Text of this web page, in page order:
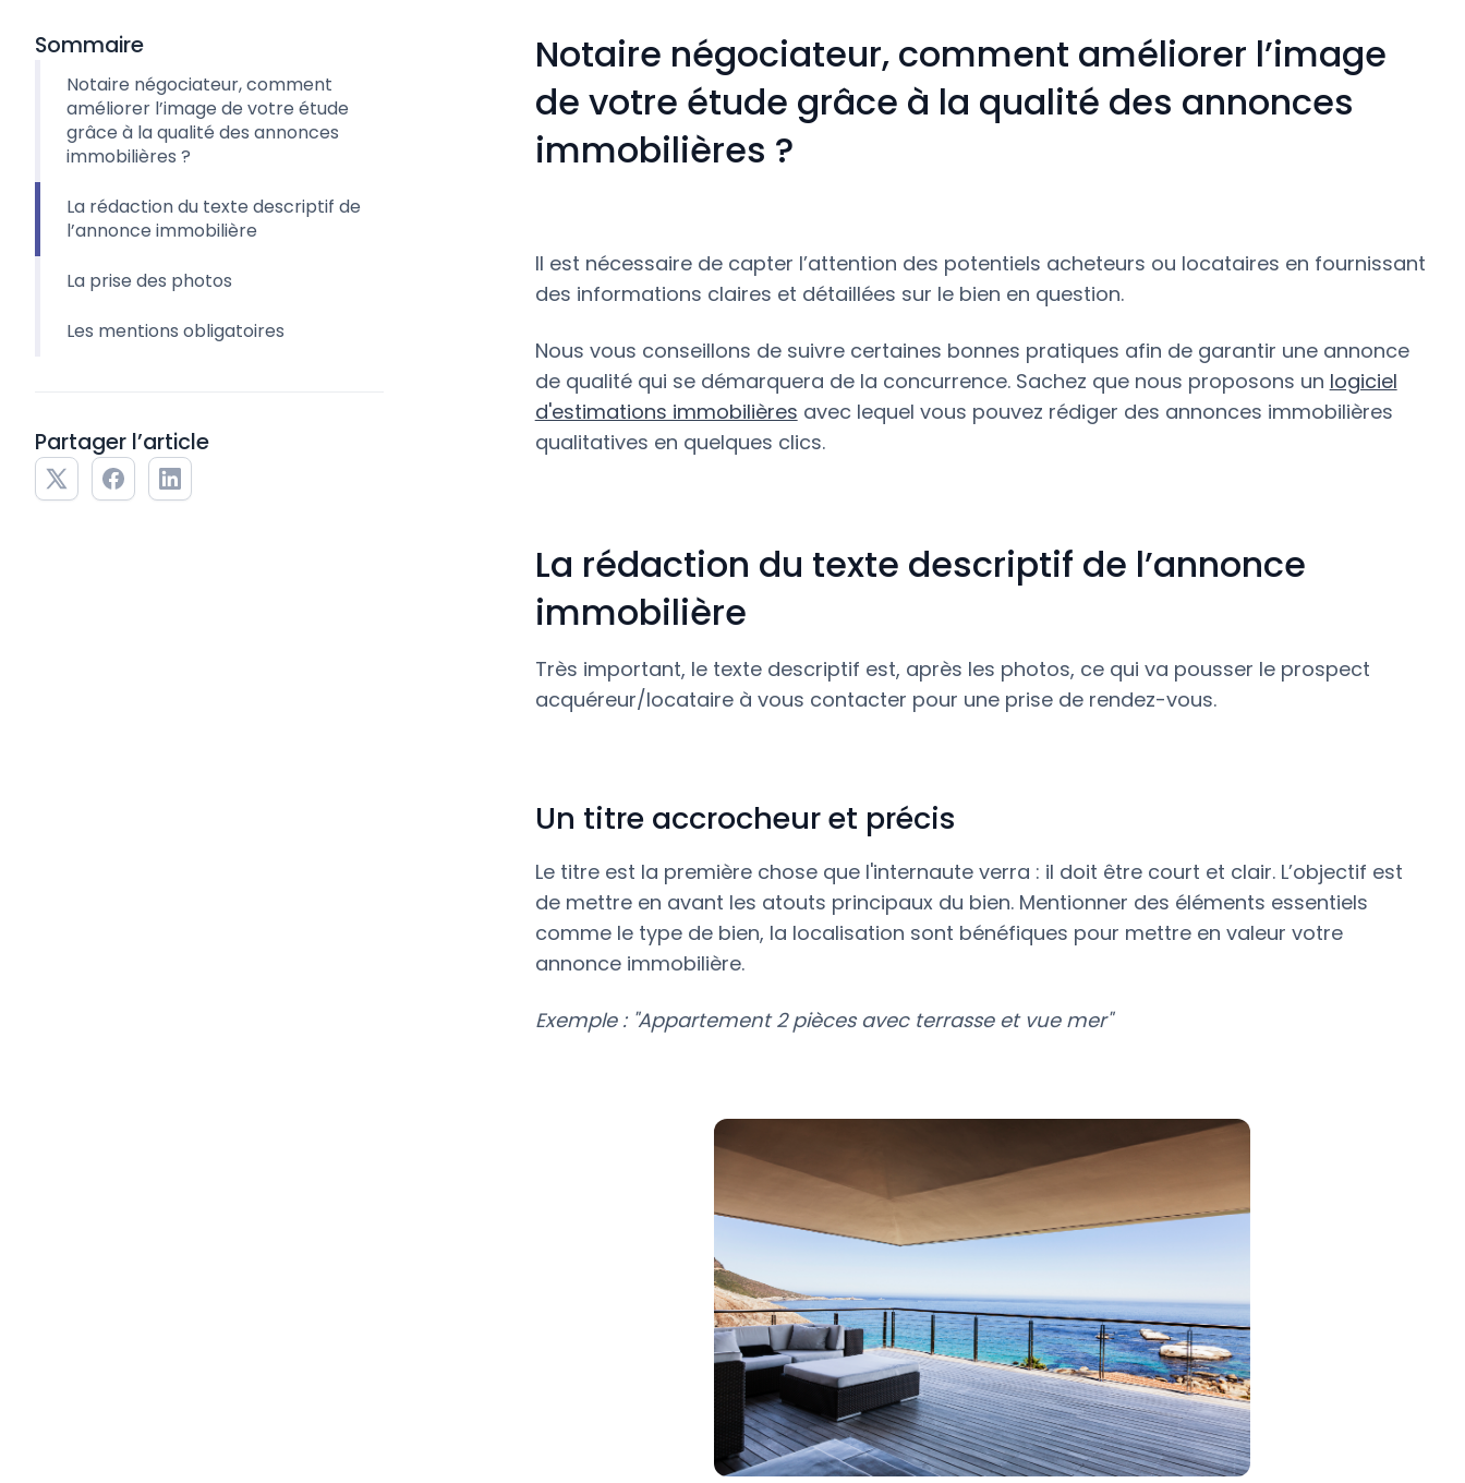
Sommaire
Notaire négociateur, comment
améliorer l’image de votre étude
grâce à la qualité des annonces
immobilières ?
La rédaction du texte descriptif de
l’annonce immobilière
La prise des photos
Les mentions obligatoires
Partager l’article
Notaire négociateur, comment améliorer l’image
de votre étude grâce à la qualité des annonces
immobilières ?
Il est nécessaire de capter l’attention des potentiels acheteurs ou locataires en fournissant
des informations claires et détaillées sur le bien en question.
Nous vous conseillons de suivre certaines bonnes pratiques afin de garantir une annonce
de qualité qui se démarquera de la concurrence. Sachez que nous proposons un logiciel
d'estimations immobilières avec lequel vous pouvez rédiger des annonces immobilières
qualitatives en quelques clics.
La rédaction du texte descriptif de l’annonce
immobilière
Très important, le texte descriptif est, après les photos, ce qui va pousser le prospect
acquéreur/locataire à vous contacter pour une prise de rendez-vous.
Un titre accrocheur et précis
Le titre est la première chose que l'internaute verra : il doit être court et clair. L’objectif est
de mettre en avant les atouts principaux du bien. Mentionner des éléments essentiels
comme le type de bien, la localisation sont bénéfiques pour mettre en valeur votre
annonce immobilière.
Exemple : "Appartement 2 pièces avec terrasse et vue mer"